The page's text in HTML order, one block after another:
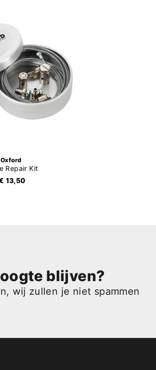
Oxford
Repair Kit
13,50
blijven?
wij zullen je niet spammen